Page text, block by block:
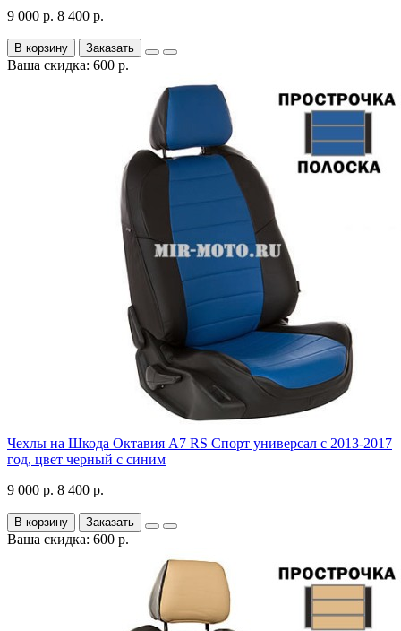
9 000 р. 8 400 р.
В корзину Заказать
Ваша скидка: 600 р.
Чехлы на Шкода Октавия А7 RS Спорт универсал с 2013-2017
год, цвет черный с синим
9 000 р. 8 400 р.
В корзину Заказать
Ваша скидка: 600 р.